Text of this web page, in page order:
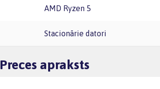
AMD Ryzen 5
Stacionārie datori
Preces apraksts